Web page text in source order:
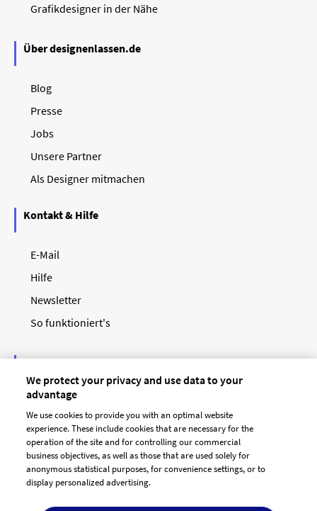
Grafikdesigner in der Nähe
Über designenlassen.de
Blog
Presse
Jobs
Unsere Partner
Als Designer mitmachen
Kontakt & Hilfe
E-Mail
Hilfe
Newsletter
So funktioniert's
Unsere Zahlungsarten
We protect your privacy and use data to your
advantage
We use cookies to provide you with an optimal website
experience. These include cookies that are necessary for the
operation of the site and for controlling our commercial
business objectives, as well as those that are used solely for
anonymous statistical purposes, for convenience settings, or to
display personalized advertising.